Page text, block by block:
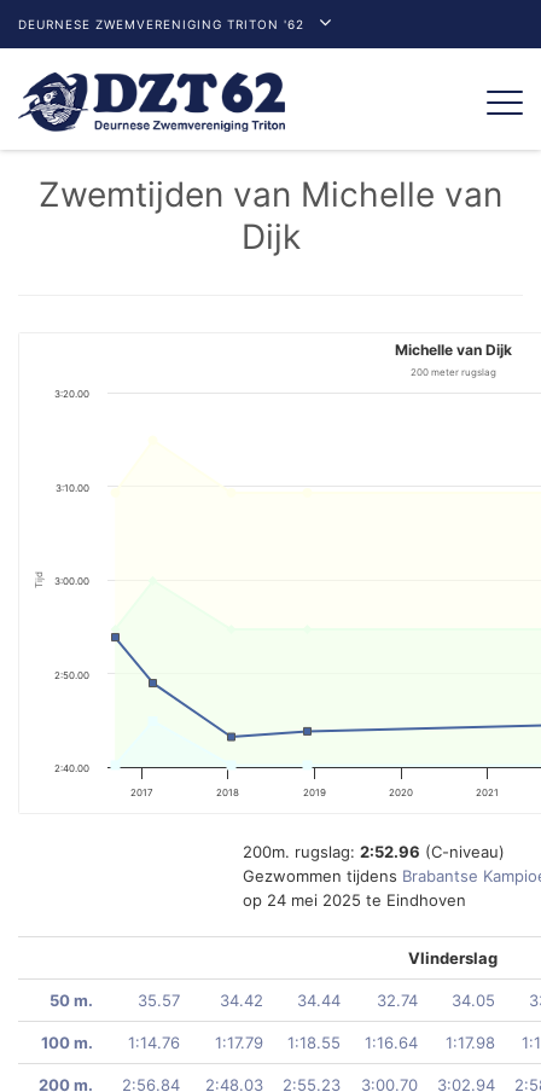
DEURNESE ZWEMVERENIGING TRITON '62
Zwemtijden van Michelle van
Dijk
Tijd
Michelle van Dijk
200 meter rugslag
2017 2018 2019 2020 2021
2:40.00
2:50.00
3:00.00
3:10.00
3:20.00
200m. rugslag: 2:52.96 (C-niveau)
Gezwommen tijdens Brabantse
op 24 mei 2025 te Eindhoven
Vlinderslag
50 m. 35.57 34.42 34.44 32.74 34.05
100 m. 1:14.76 1:17.79 1:18.55 1:16.64 1:17.98
200 m. 2:56.84 2:48.03 2:55.23 3:00.70 3:02.94